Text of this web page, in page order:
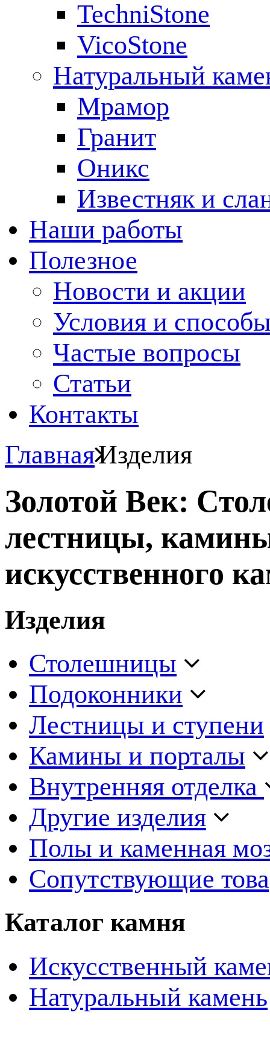
TechniStone
VicoStone
Натуральный
Мрамор
Гранит
Оникс
Известняк и
Наши работы
Полезное
Новости и акции
Условия и
Частые вопросы
Статьи
Контакты
ГлавнаяИзделия
Золотой Век:
лестницы,
искусственного
Изделия
Столешницы
Подоконники
Лестницы и ступени
Камины и порталы
Внутренняя отделка
Другие изделия
Полы и каменная
Сопутствующие
Каталог камня
Искусственный
Натуральный камень